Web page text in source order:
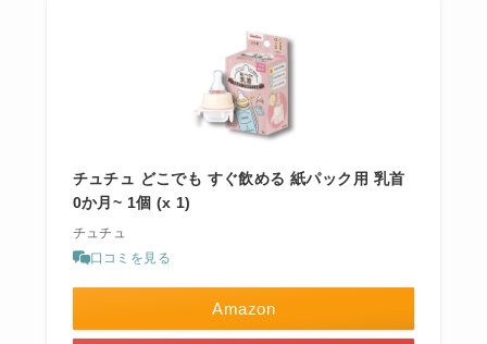
チュチュ どこでも すぐ飲める 紙パック用 乳首
0か月~ 1個 (x 1)
チュチュ
口コミを見る
Amazon